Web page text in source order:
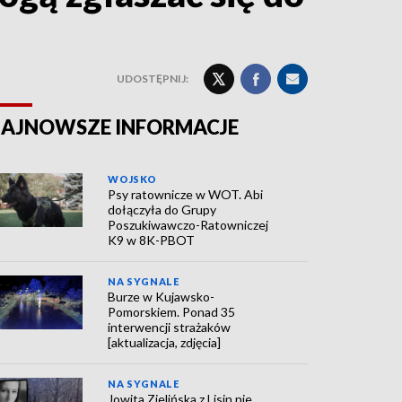
UDOSTĘPNIJ:
INFORMACJE
WOJSKO
Psy ratownicze w WOT. Abi
dołączyła do Grupy
Poszukiwawczo-Ratowniczej
K9 w 8K-PBOT
NA SYGNALE
Burze w Kujawsko-
Pomorskiem. Ponad 35
interwencji strażaków
[aktualizacja, zdjęcia]
NA SYGNALE
Jowita Zielińska z Lisin nie